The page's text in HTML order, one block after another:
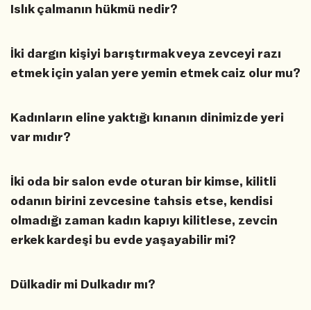
Islık çalmanın hükmü nedir?
İki dargın kişiyi barıştırmak veya zevceyi razı
etmek için yalan yere yemin etmek caiz olur mu?
Kadınların eline yaktığı kınanın dinimizde yeri
var mıdır?
İki oda bir salon evde oturan bir kimse, kilitli
odanın birini zevcesine tahsis etse, kendisi
olmadığı zaman kadın kapıyı kilitlese, zevcin
erkek kardeşi bu evde yaşayabilir mi?
Dülkadir mi Dulkadır mı?